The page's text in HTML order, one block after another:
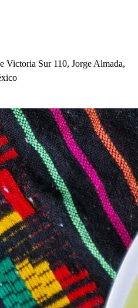
e Victoria Sur 110, Jorge Almada,